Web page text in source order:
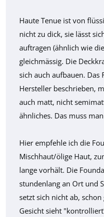
Haute Tenue ist von
nicht zu dick, sie lässt
auftragen (ähnlich wie
gleichmässig. Die
sich auch aufbauen. Das
Hersteller beschrieben,
auch matt, nicht
ähnliches. Das muss
Hier empfehle ich die
Mischhaut/ölige Haut,
lange vorhält. Die
stundenlang an Ort und
setzt sich nicht ab,
Gesicht sieht